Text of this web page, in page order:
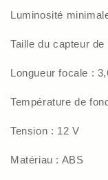
Luminosité
Taille du capteur
Longueur focale :
Température de
Tension : 12 V
Matériau : ABS